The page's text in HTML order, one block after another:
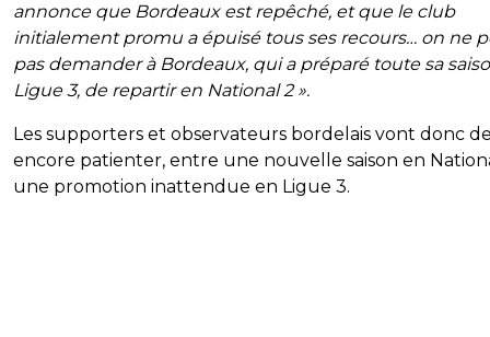
annonce que Bordeaux est repêché, et que le club
initialement promu a épuisé tous ses recours… on ne
pas demander à Bordeaux, qui a préparé toute sa
Ligue 3, de repartir en National 2 ».
Les supporters et observateurs bordelais vont donc
encore patienter, entre une nouvelle saison en
une promotion inattendue en Ligue 3.